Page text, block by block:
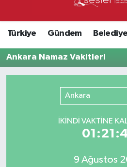
Türkiye Gündem
Ankara Namaz Vakitleri
Ankara
İKINDI VAKTİNE
9 Ağustos
Süper Lig Puan Durumu ve
Son Dakika Haberleri